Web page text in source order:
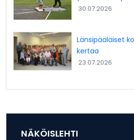
30.07.2026
Länsipääläiset
kertaa
23.07.2026
NÄKÖISLEHTI